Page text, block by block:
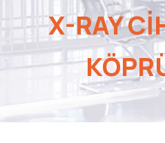
X-RAY